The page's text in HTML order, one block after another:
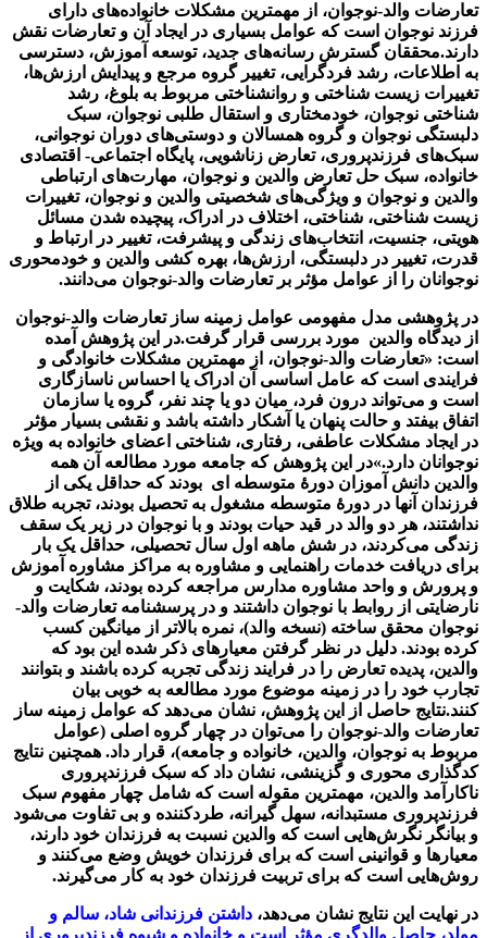
تعارضات والد-نوجوان، از مهمترین مشکلات خانواده‌های دارای
فرزند نوجوان است که عوامل بسیاری در ایجاد آن و تعارضات نقش
دارند.محققان گسترش رسانه‌های جدید، توسعه آموزش، دسترسی
به اطلاعات، رشد فردگرایی، تغییر گروه مرجع و پیدایش ارزش‌ها،
تغییرات زیست شناختی و روانشناختی مربوط به بلوغ، رشد
شناختی نوجوان، خودمختاری و استقال طلبی نوجوان، سبک
دلبستگی نوجوان و گروه همسالان و دوستی‌های دوران نوجوانی،
سبک‌های فرزندپروری، تعارض زناشویی، پایگاه اجتماعی- اقتصادی
خانواده، سبک حل تعارض والدین و نوجوان، مهارت‌های ارتباطی
والدین و نوجوان و ویژگی‌های شخصیتی والدین و نوجوان، تغییرات
زیست شناختی، شناختی، اختلاف در ادراک، پیچیده شدن مسائل
هویتی، جنسیت، انتخاب‌های زندگی و پیشرفت، تغییر در ارتباط و
قدرت، تغییر در دلبستگی، ارزش‌ها، بهره کشی والدین و خودمحوری
نوجوانان را از عوامل مؤثر بر تعارضات والد-نوجوان می‌دانند.
در پژوهشی مدل مفهومی عوامل زمینه ساز تعارضات والد-نوجوان
از دیدگاه والدین مورد بررسی قرار گرفت.در این پژوهش آمده
است: «تعارضات والد-نوجوان، از مهمترین مشکلات خانوادگی و
فرایندی است که عامل اساسی آن ادراک یا احساس ناسازگاری
است و می‌تواند درون فرد، میان دو یا چند نفر، گروه یا سازمان
اتفاق بیفتد و حالت پنهان یا آشکار داشته باشد و نقشی بسیار مؤثر
در ایجاد مشکلات عاطفی، رفتاری، شناختی اعضای خانواده به ویژه
نوجوانان دارد.»در این پژوهش که جامعه مورد مطالعه آن همه
والدین دانش آموزان دورۀ متوسطه ای بودند که حداقل یکی از
فرزندان آنها در دورۀ متوسطه مشغول به تحصیل بودند، تجربه طلاق
نداشتند، هر دو والد در قید حیات بودند و با نوجوان در زیر یک سقف
زندگی می‌کردند، در شش ماهه اول سال تحصیلی، حداقل یک بار
برای دریافت خدمات راهنمایی و مشاوره به مراکز مشاوره آموزش
و پرورش و واحد مشاوره مدارس مراجعه کرده بودند، شکایت و
نارضایتی از روابط با نوجوان داشتند و در پرسشنامه تعارضات والد-
نوجوان محقق ساخته (نسخه والد)، نمره بالاتر از میانگین کسب
کرده بودند. دلیل در نظر گرفتن معیارهای ذکر شده این بود که
والدین، پدیده تعارض را در فرایند زندگی تجربه کرده باشند و بتوانند
تجارب خود را در زمینه موضوع مورد مطالعه به خوبی بیان
کنند.نتایج حاصل از این پژوهش، نشان می‌دهد که عوامل زمینه ساز
تعارضات والد-نوجوان را می‌توان در چهار گروه اصلی (عوامل
مربوط به نوجوان، والدین، خانواده و جامعه)، قرار داد. همچنین نتایج
کدگذاری محوری و گزینشی، نشان داد که سبک فرزندپروری
ناکارآمد والدین، مهمترین مقوله است که شامل چهار مفهوم سبک
فرزندپروری مستبدانه، سهل گیرانه، طردکننده و بی تفاوت می‌شود
و بیانگر نگرش‌هایی است که والدین نسبت به فرزندان خود دارند،
معیارها و قوانینی است که برای فرزندان خویش وضع می‌کنند و
روش‌هایی است که برای تربیت فرزندان خود به کار می‌گیرند.
در نهایت این نتایج نشان می‌دهد، داشتن فرزندانی شاد، سالم و